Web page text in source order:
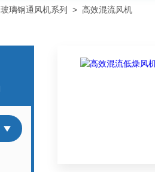
玻璃钢通风机系列 > 高效混流风机